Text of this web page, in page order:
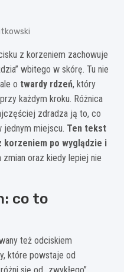
z korzeniem zachowuje
wbitego w skórę. Tu nie
o twardy rdzeń, który
każdym kroku. Różnica
zdradza ją to, co
jednym miejscu. Ten tekst
korzeniem po wyglądzie i
oraz kiedy lepiej nie
co to
też odciskiem
które powstaje od